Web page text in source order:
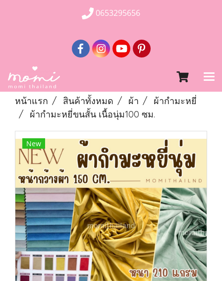
0653295656
หน้าแรก สินค้าทั้งหมด ผ้า
ผ้ากำมะหยี่
ผ้ากำมะหยี่ขนสั้น เนื้อนุ่ม100 ซม.
New